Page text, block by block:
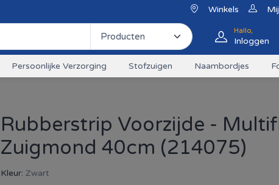
Winkels
Hallo,
Inloggen
Persoonlijke Verzorging Stofzuigen Naambordjes
Rubberstrip Voorzijde -
Zuigmond 40cm (214075)
Kleur: Zwart